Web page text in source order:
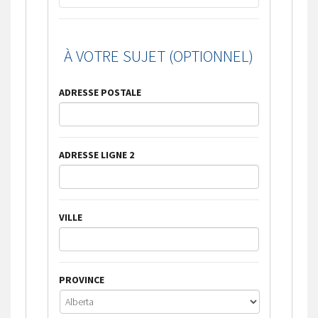
À VOTRE SUJET (OPTIONNEL)
ADRESSE POSTALE
ADRESSE LIGNE 2
VILLE
PROVINCE